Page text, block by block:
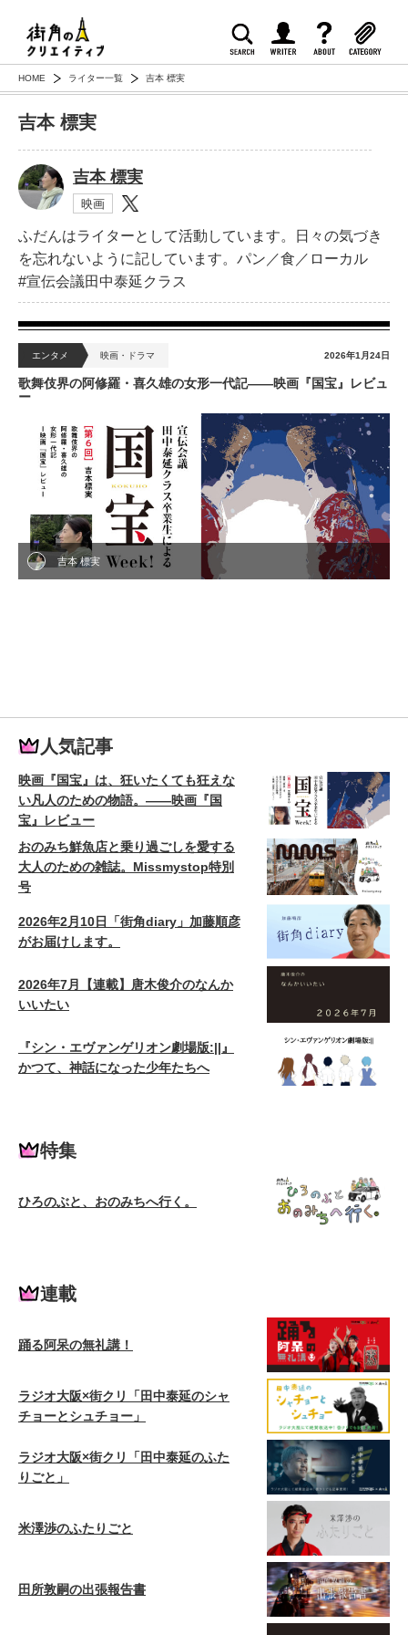
HOME ライター一覧 吉本 標実
吉本 標実
吉本 標実
映画
ふだんはライターとして活動しています。日々の気づき
を忘れないように記しています。パン／食／ローカル
#宣伝会議田中泰延クラス
エンタメ 映画・ドラマ 2026年1月24日
歌舞伎界の阿修羅・喜久雄の女形一代記——映画『国宝』レビュ
ー
吉本 標実
人気記事
映画『国宝』は、狂いたくても狂えな
い凡人のための物語。——映画『国
宝』レビュー
おのみち鮮魚店と乗り過ごしを愛する
大人のための雑誌。Missmystop特別
号
2026年2月10日「街角diary」加藤順彦
がお届けします。
2026年7月【連載】唐木俊介のなんか
いいたい
『シン・エヴァンゲリオン劇場版:||』
かつて、神話になった少年たちへ
特集
ひろのぶと、おのみちへ行く。
連載
踊る阿呆の無礼講！
ラジオ大阪×街クリ「田中泰延のシャ
チョーとシュチョー」
ラジオ大阪×街クリ「田中泰延のふた
りごと」
米澤渉のふたりごと
田所敦嗣の出張報告書